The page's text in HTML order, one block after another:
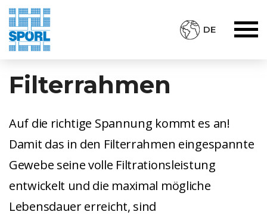
DE
Filterrahmen
Auf die richtige Spannung kommt es an!
Damit das in den Filterrahmen eingespannte
Gewebe seine volle Filtrationsleistung
entwickelt und die maximal mögliche
Lebensdauer erreicht, sind